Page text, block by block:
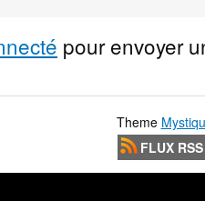
pour envoyer
Theme
FLUX RSS